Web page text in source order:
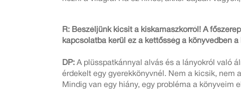
R: Beszéljünk kicsit a kiskamaszkorról! A
kapcsolatba kerül ez a kettősség a könyvedben
DP: A plüsspatkánnyal alvás és a lányokról való
érdekelt egy gyerekkönyvnél. Nem a kicsik, nem
Mindig van egy hiány, egy probléma a könyveim